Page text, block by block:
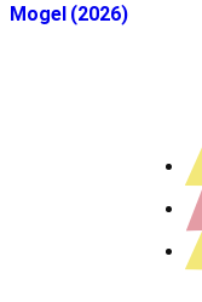
Mogel (2026)